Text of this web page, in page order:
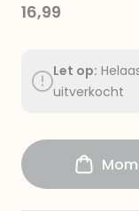
16,99
Let op:
uitverkocht